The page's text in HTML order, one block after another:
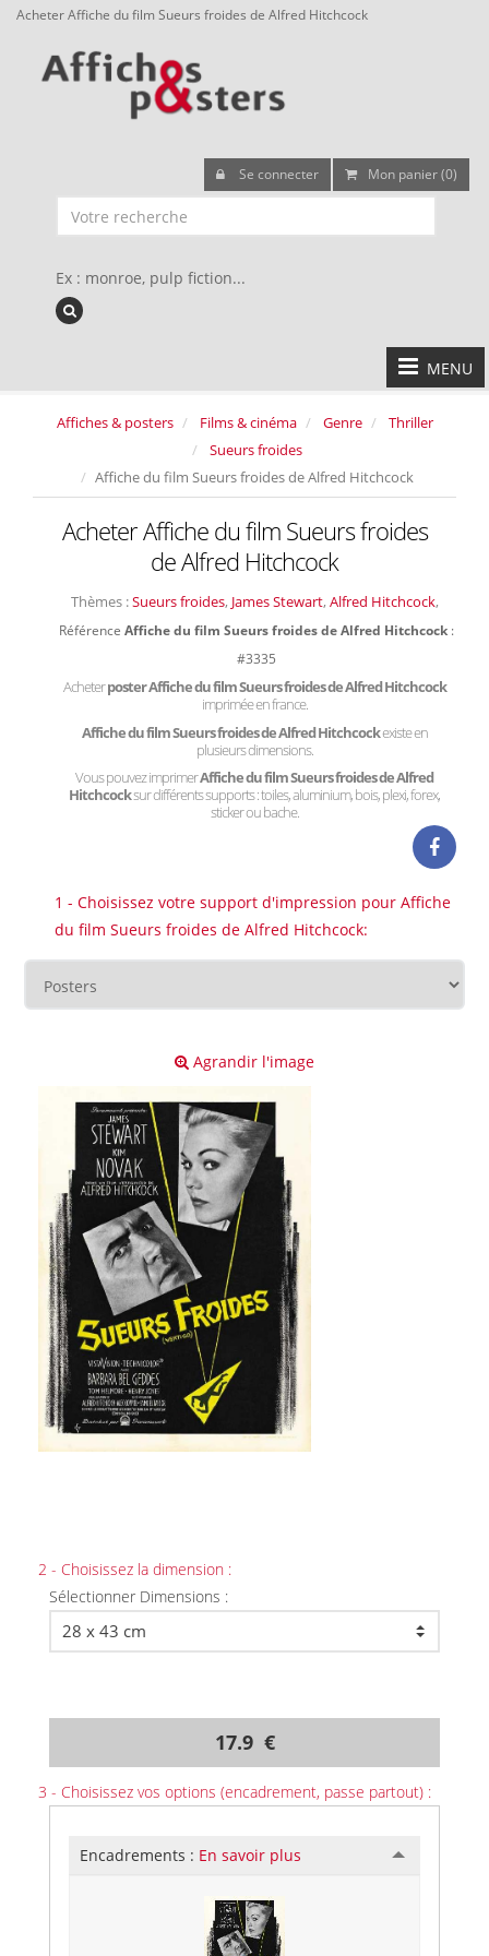
Acheter Affiche du film Sueurs froides de Alfred Hitchcock
Se connecter Mon panier (0)
Ex : monroe, pulp fiction...
MENU
Affiches & posters Films & cinéma Genre
Thriller
Sueurs froides
Affiche du film Sueurs froides de Alfred Hitchcock
Acheter Affiche du film Sueurs froides
de Alfred Hitchcock
Thèmes :Sueurs froides, James Stewart, Alfred Hitchcock,
Référence Affiche du film Sueurs froides de Alfred Hitchcock :
#3335
Acheterposter Affiche du film Sueurs froides de Alfred Hitchcock
imprimée en france.
Affiche du film Sueurs froides de Alfred Hitchcockexiste en
plusieurs dimensions.
Vous pouvez imprimerAffiche du film Sueurs froides de Alfred
Hitchcocksur différents supports : toiles, aluminium, bois, plexi, forex,
sticker ou bache.
1 - Choisissez votre support d'impression pour Affiche
du film Sueurs froides de Alfred Hitchcock:
Agrandir l'image
2 - Choisissez la dimension :
Sélectionner Dimensions :
17.9 €
3 - Choisissez vos options (encadrement, passe partout) :
Encadrements : En savoir plus